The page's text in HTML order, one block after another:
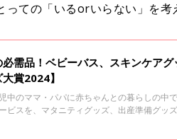
ての「いるorいらない」を考
需品！ベビーバス、スキンケアグ
賞2024】
中のママ・パパに赤ちゃんとの暮らしの中
ビスを、マタニティグッズ、出産準備グッ